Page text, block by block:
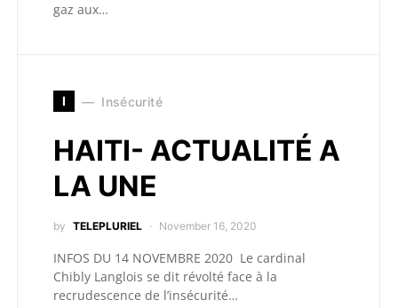
gaz aux…
I Insécurité
HAITI- ACTUALITÉ A
LA UNE
by TELEPLURIEL November 16, 2020
INFOS DU 14 NOVEMBRE 2020 Le cardinal
Chibly Langlois se dit révolté face à la
recrudescence de l’insécurité…